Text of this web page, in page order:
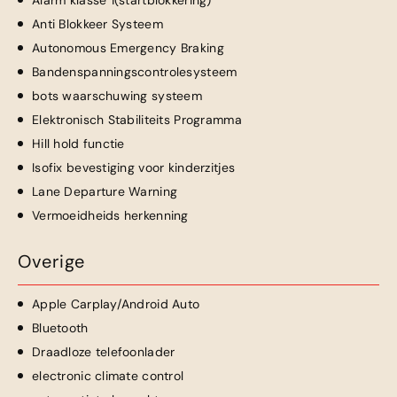
Anti Blokkeer Systeem
Autonomous Emergency Braking
Bandenspanningscontrolesysteem
bots waarschuwing systeem
Elektronisch Stabiliteits Programma
Hill hold functie
Isofix bevestiging voor kinderzitjes
Lane Departure Warning
Vermoeidheids herkenning
Overige
Apple Carplay/Android Auto
Bluetooth
Draadloze telefoonlader
electronic climate control